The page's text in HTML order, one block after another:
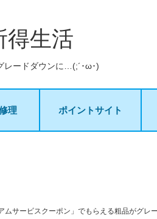
得生活
レードダウンに…(;´･ω･)
理 ポイントサイト
ムサービスクーポン」でもらえる粗品がグレ